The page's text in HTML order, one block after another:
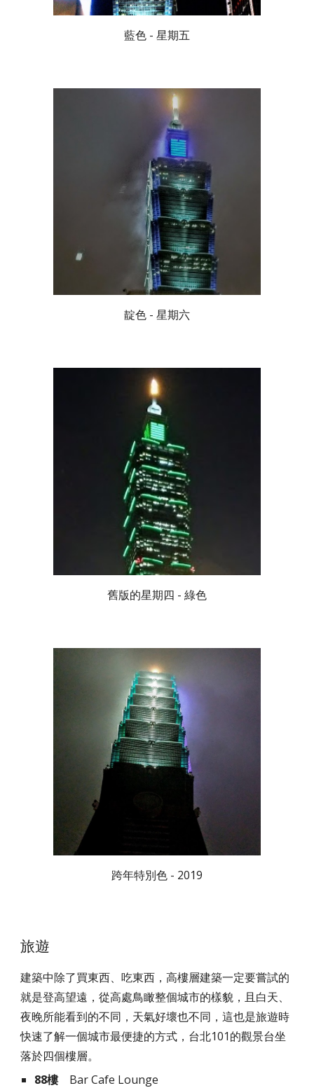
藍色 - 星期五
靛色 - 星期六
舊版的星期四 - 綠色
跨年特別色 - 2019
旅遊
建築中除了買東西、吃東西，高樓層建築一定要嘗試的
就是登高望遠，從高處鳥瞰整個城市的樣貌，且白天、
夜晚所能看到的不同，天氣好壞也不同，這也是旅遊時
快速了解一個城市最便捷的方式，台北101的觀景台坐
落於四個樓層。
88樓
    Bar Cafe Lounge